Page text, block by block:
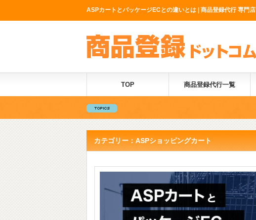
ASPカートとパッケージECとの違いとは | 商品登録代行 専門店
TOP 商品登録代行一覧
カテゴリー：ASPショッピングカート